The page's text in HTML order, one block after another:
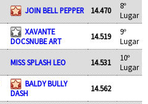
JOIN BELL PEPPER 14.470
8º
Lugar
XAVANTE
DOCSNUBE ART
14.519
9º
Lugar
MISS SPLASH LEO 14.531
10º
Lugar
BALDY BULLY
DASH
14.562